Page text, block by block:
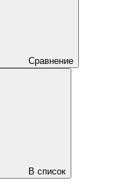
Сравнение
В список